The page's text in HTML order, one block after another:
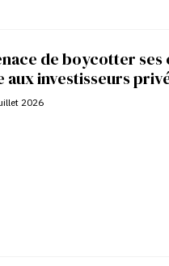
de boycotter
aux investisseurs
2026